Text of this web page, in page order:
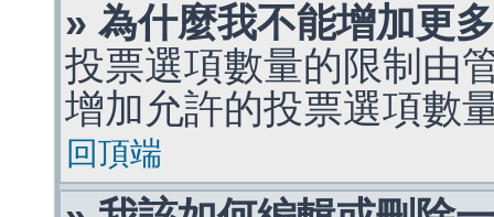
» 為什麼我不能增加更
投票選項數量的限制由
增加允許的投票選項數
回頂端